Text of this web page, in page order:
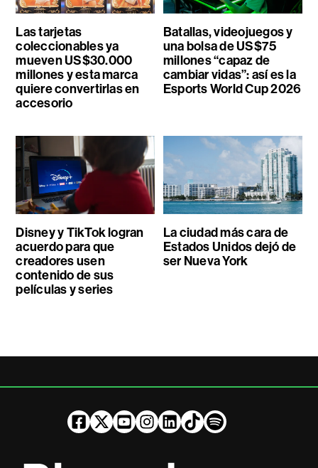
Las tarjetas
coleccionables ya
mueven US$30.000
millones y esta marca
quiere convertirlas en
accesorio
Batallas, videojuegos y
una bolsa de US$75
millones “capaz de
cambiar vidas”: así es la
Esports World Cup 2026
Disney y TikTok logran
acuerdo para que
creadores usen
contenido de sus
películas y series
La ciudad más cara de
Estados Unidos dejó de
ser Nueva York